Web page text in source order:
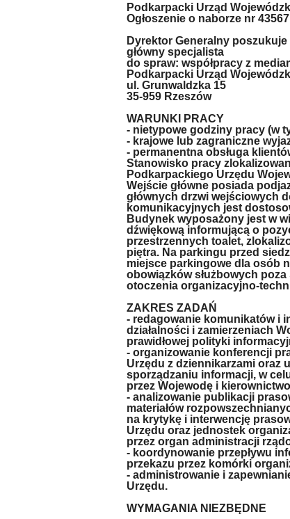
Podkarpacki Urząd
Ogłoszenie o naborze nr
Dyrektor Generalny
główny specjalista
do spraw: współpracy z
Podkarpacki Urząd
ul. Grunwaldzka 15
35-959 Rzeszów
WARUNKI PRACY
- nietypowe godziny pracy (w
- krajowe lub zagraniczne
- permanentna obsługa
Stanowisko pracy
Podkarpackiego Urzędu
Wejście główne posiada
głównych drzwi wejściowych
komunikacyjnych jest
Budynek wyposażony jest w
dźwiękową informującą o
przestrzennych toalet,
piętra. Na parkingu przed
miejsce parkingowe dla osób
obowiązków służbowych
otoczenia organizacyjno-
ZAKRES ZADAŃ
- redagowanie komunikatów i
działalności i zamierzeniach
prawidłowej polityki
- organizowanie konferencji
Urzędu z dziennikarzami oraz
sporządzaniu informacji, w
przez Wojewodę i
- analizowanie publikacji
materiałów
na krytykę i interwencję
Urzędu oraz jednostek
przez organ administracji
- koordynowanie przepływu
przekazu przez komórki
- administrowanie i
Urzędu.
WYMAGANIA NIEZBĘDNE